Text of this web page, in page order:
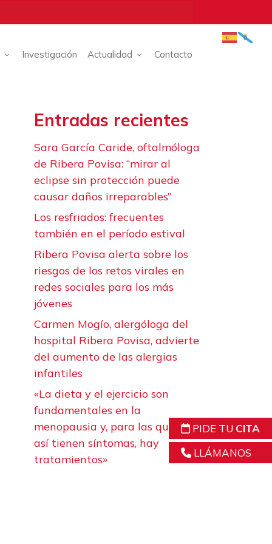
PIDE TU CITA
LLÁMANOS
Investigación Actualidad Contacto
Entradas recientes
Sara García Caride, oftalmóloga
de Ribera Povisa: “mirar al
eclipse sin protección puede
causar daños irreparables”
Los resfriados: frecuentes
también en el período estival
Ribera Povisa alerta sobre los
riesgos de los retos virales en
redes sociales para los más
jóvenes
Carmen Mogío, alergóloga del
hospital Ribera Povisa, advierte
del aumento de las alergias
infantiles
«La dieta y el ejercicio son
fundamentales en la
menopausia y, para las que aun
así tienen síntomas, hay
tratamientos»